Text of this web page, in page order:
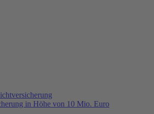
in Höhe von 10 Mio. Euro